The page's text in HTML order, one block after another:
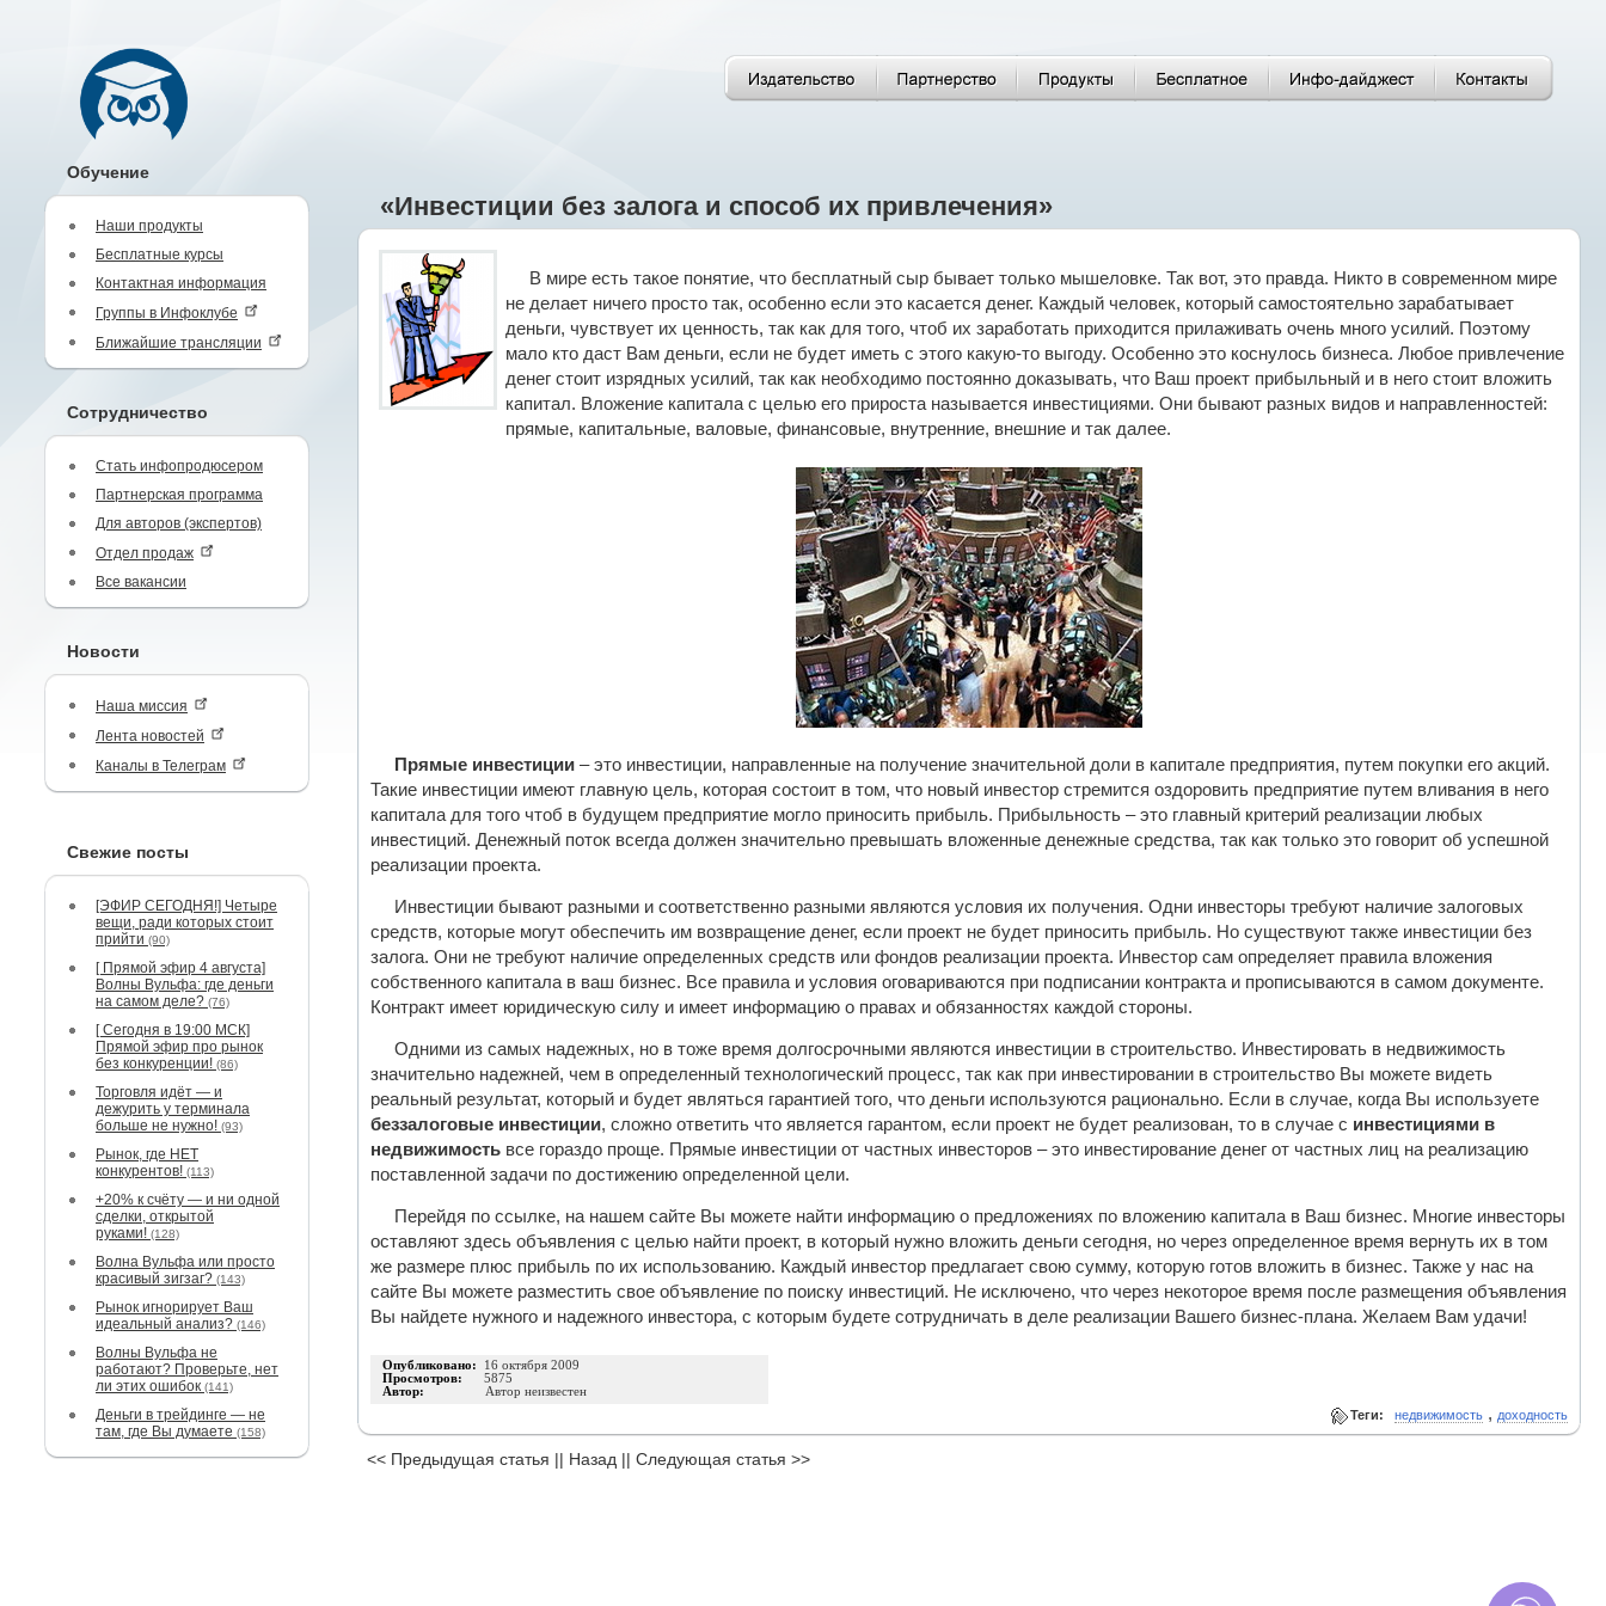
Обучение
Наши продукты
Бесплатные курсы
Контактная информация
Группы в Инфоклубе
Ближайшие трансляции
Сотрудничество
Стать инфопродюсером
Партнерская программа
Для авторов (экспертов)
Отдел продаж
Все вакансии
Новости
Наша миссия
Лента новостей
Каналы в Телеграм
Свежие посты
[ЭФИР СЕГОДНЯ!] Четыре
вещи, ради которых стоит
прийти (90)
[ Прямой эфир 4 августа]
Волны Вульфа: где деньги
на самом деле? (76)
[ Сегодня в 19:00 МСК]
Прямой эфир про рынок
без конкуренции! (86)
Торговля идёт — и
дежурить у терминала
больше не нужно! (93)
Рынок, где НЕТ
конкурентов! (113)
+20% к счёту — и ни одной
сделки, открытой
руками! (128)
Волна Вульфа или просто
красивый зигзаг? (143)
Рынок игнорирует Ваш
идеальный анализ? (146)
Волны Вульфа не
работают? Проверьте, нет
ли этих ошибок (141)
Деньги в трейдинге — не
там, где Вы думаете (158)
«Инвестиции без залога и способ их привлечения»
В мире есть такое понятие, что бесплатный сыр бывает только мышеловке. Так вот, это правда. Никто в современном мире
не делает ничего просто так, особенно если это касается денег. Каждый человек, который самостоятельно зарабатывает
деньги, чувствует их ценность, так как для того, чтоб их заработать приходится прилаживать очень много усилий. Поэтому
мало кто даст Вам деньги, если не будет иметь с этого какую-то выгоду. Особенно это коснулось бизнеса. Любое привлечение
денег стоит изрядных усилий, так как необходимо постоянно доказывать, что Ваш проект прибыльный и в него стоит вложить
капитал. Вложение капитала с целью его прироста называется инвестициями. Они бывают разных видов и направленностей:
прямые, капитальные, валовые, финансовые, внутренние, внешние и так далее.
Прямые инвестиции – это инвестиции, направленные на получение значительной доли в капитале предприятия, путем покупки его акций.
Такие инвестиции имеют главную цель, которая состоит в том, что новый инвестор стремится оздоровить предприятие путем вливания в него
капитала для того чтоб в будущем предприятие могло приносить прибыль. Прибыльность – это главный критерий реализации любых
инвестиций. Денежный поток всегда должен значительно превышать вложенные денежные средства, так как только это говорит об успешной
реализации проекта.
Инвестиции бывают разными и соответственно разными являются условия их получения. Одни инвесторы требуют наличие залоговых
средств, которые могут обеспечить им возвращение денег, если проект не будет приносить прибыль. Но существуют также инвестиции без
залога. Они не требуют наличие определенных средств или фондов реализации проекта. Инвестор сам определяет правила вложения
собственного капитала в ваш бизнес. Все правила и условия оговариваются при подписании контракта и прописываются в самом документе.
Контракт имеет юридическую силу и имеет информацию о правах и обязанностях каждой стороны.
Одними из самых надежных, но в тоже время долгосрочными являются инвестиции в строительство. Инвестировать в недвижимость
значительно надежней, чем в определенный технологический процесс, так как при инвестировании в строительство Вы можете видеть
реальный результат, который и будет являться гарантией того, что деньги используются рационально. Если в случае, когда Вы используете
беззалоговые инвестиции, сложно ответить что является гарантом, если проект не будет реализован, то в случае с инвестициями в
недвижимость все гораздо проще. Прямые инвестиции от частных инвесторов – это инвестирование денег от частных лиц на реализацию
поставленной задачи по достижению определенной цели.
Перейдя по ссылке, на нашем сайте Вы можете найти информацию о предложениях по вложению капитала в Ваш бизнес. Многие инвесторы
оставляют здесь объявления с целью найти проект, в который нужно вложить деньги сегодня, но через определенное время вернуть их в том
же размере плюс прибыль по их использованию. Каждый инвестор предлагает свою сумму, которую готов вложить в бизнес. Также у нас на
сайте Вы можете разместить свое объявление по поиску инвестиций. Не исключено, что через некоторое время после размещения объявления
Вы найдете нужного и надежного инвестора, с которым будете сотрудничать в деле реализации Вашего бизнес-плана. Желаем Вам удачи!
Опубликовано: 16 октября 2009
Просмотров: 5875
Автор:
Автор неизвестен
Теги: недвижимость , доходность
<< Предыдущая статья || Назад || Следующая статья >>